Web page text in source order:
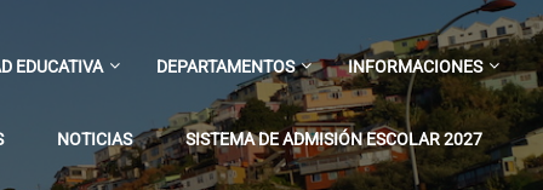
EDUCATIVA DEPARTAMENTOS INFORMACIONES
NOTICIAS SISTEMA DE ADMISIÓN ESCOLAR 2027